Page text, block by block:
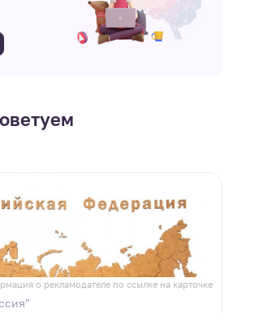
о рекламодателе по ссылке на карточке